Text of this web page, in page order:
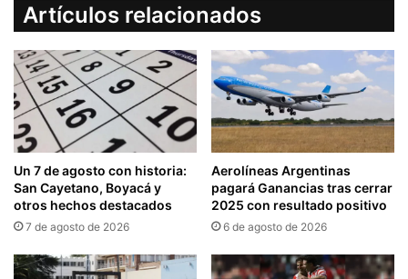
Artículos relacionados
Un 7 de agosto con historia:
San Cayetano, Boyacá y
otros hechos destacados
7 de agosto de 2026
Aerolíneas Argentinas
pagará Ganancias tras cerrar
2025 con resultado positivo
6 de agosto de 2026